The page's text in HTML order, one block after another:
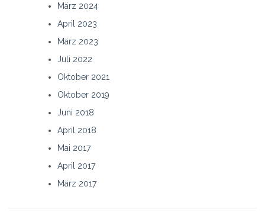
März 2024
April 2023
März 2023
Juli 2022
Oktober 2021
Oktober 2019
Juni 2018
April 2018
Mai 2017
April 2017
März 2017